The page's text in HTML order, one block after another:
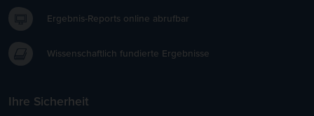
Ergebnis-Reports online abrufbar
Wissenschaftlich fundierte Ergebnisse
Ihre Sicherheit